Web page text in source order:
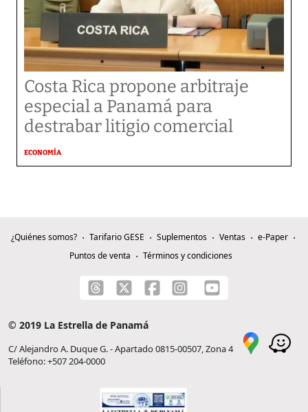
Costa Rica propone arbitraje
especial a Panamá para
destrabar litigio comercial
ECONOMÍA
¿Quiénes somos? Tarifario GESE Suplementos Ventas
e-Paper
Puntos de venta
Términos y condiciones
© 2019 La Estrella de Panamá
C/ Alejandro A. Duque G. - Apartado 0815-00507, Zona 4
Teléfono: +507 204-0000